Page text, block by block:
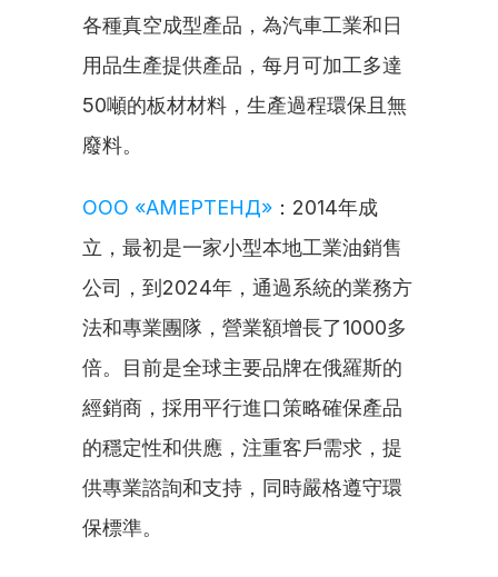
各種真空成型產品，為汽車工業和日
用品生產提供產品，每月可加工多達
50噸的板材材料，生產過程環保且無
廢料。
ООО «АМЕРТЕНД» ：2014年成
立，最初是一家小型本地工業油銷售
公司，到2024年，通過系統的業務方
法和專業團隊，營業額增長了1000多
倍。目前是全球主要品牌在俄羅斯的
經銷商，採用平行進口策略確保產品
的穩定性和供應，注重客戶需求，提
供專業諮詢和支持，同時嚴格遵守環
保標準。